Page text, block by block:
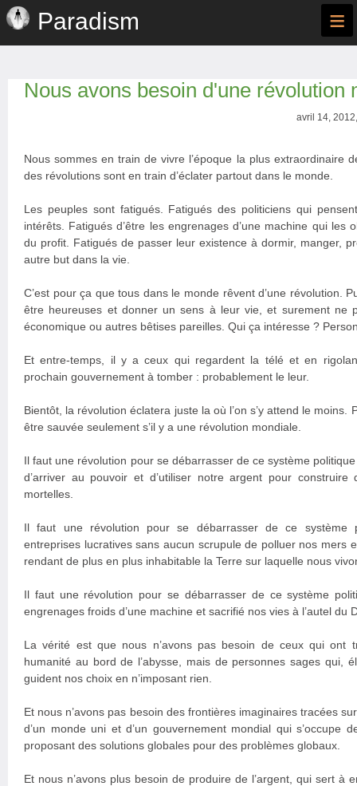
Paradism ≡
Nous avons besoin d'une révolution
avril 14,
Nous sommes en train de vivre l’époque la plus extraordinaire
des révolutions sont en train d’éclater partout dans le monde.
Les peuples sont fatigués. Fatigués des politiciens qui
intérêts. Fatigués d’être les engrenages d’une machine qui les
du profit. Fatigués de passer leur existence à dormir, manger,
autre but dans la vie.
C’est pour ça que tous dans le monde rêvent d’une révolution.
être heureuses et donner un sens à leur vie, et surement ne
économique ou autres bêtises pareilles. Qui ça intéresse ?
Et entre-temps, il y a ceux qui regardent la télé et en
prochain gouvernement à tomber : probablement le leur.
Bientôt, la révolution éclatera juste la où l’on s’y attend le moins.
être sauvée seulement s’il y a une révolution mondiale.
Il faut une révolution pour se débarrasser de ce système
d’arriver au pouvoir et d’utiliser notre argent pour
mortelles.
Il faut une révolution pour se débarrasser de ce système
entreprises lucratives sans aucun scrupule de polluer nos mers
rendant de plus en plus inhabitable la Terre sur laquelle nous
Il faut une révolution pour se débarrasser de ce système
engrenages froids d’une machine et sacrifié nos vies à l’autel du
La vérité est que nous n’avons pas besoin de ceux qui ont
humanité au bord de l’abysse, mais de personnes sages qui,
guident nos choix en n’imposant rien.
Et nous n’avons pas besoin des frontières imaginaires tracées
d’un monde uni et d’un gouvernement mondial qui s’occupe
proposant des solutions globales pour des problèmes globaux.
Et nous n’avons plus besoin de produire de l’argent, qui sert à